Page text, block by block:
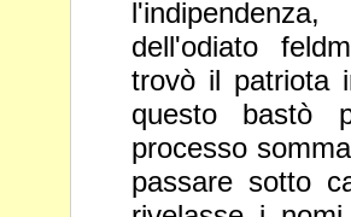
l'indipendenza,
dell'odiato
trovò il patriota
questo bastò
processo
passare sotto